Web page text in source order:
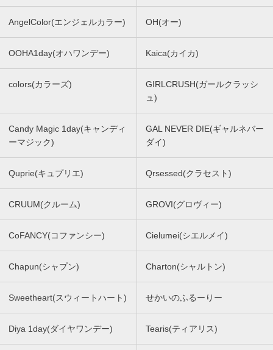
AngelColor(エンジェルカラー) OH(オー)
OOHA1day(オハワンデー) Kaica(カイカ)
colors(カラーズ)
GIRLCRUSH(ガールクラッシ
ュ)
Candy Magic 1day(キャンディ
ーマジック)
GAL NEVER DIE(ギャルネバー
ダイ)
Quprie(キュプリエ) Qrsessed(クラセスト)
CRUUM(クルーム) GROVI(グロヴィー)
CoFANCY(コファンシー) Cielumei(シエルメイ)
Chapun(シャプン) Charton(シャルトン)
Sweetheart(スウィートハート) せかいのふるーりー
Diya 1day(ダイヤワンデー) Tearis(ティアリス)